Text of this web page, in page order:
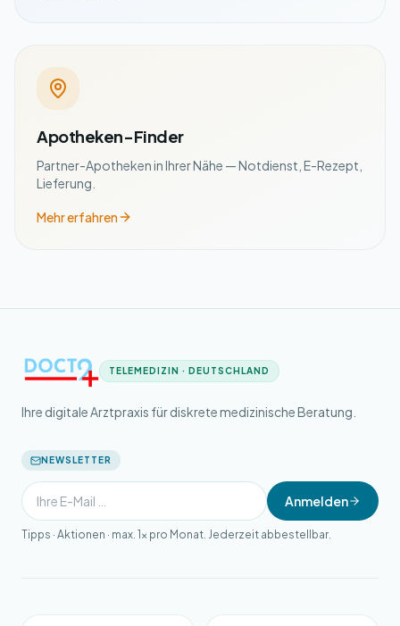
Apotheken-Finder
Partner-Apotheken in Ihrer Nähe — Notdienst, E-Rezept,
Lieferung.
Mehr erfahren
TELEMEDIZIN · DEUTSCHLAND
Ihre digitale Arztpraxis für diskrete medizinische Beratung.
NEWSLETTER
Anmelden
Tipps · Aktionen · max. 1× pro Monat. Jederzeit abbestellbar.